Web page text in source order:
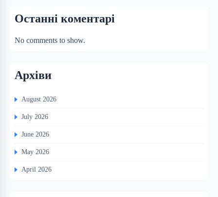
Останні коментарі
No comments to show.
Архіви
August 2026
July 2026
June 2026
May 2026
April 2026